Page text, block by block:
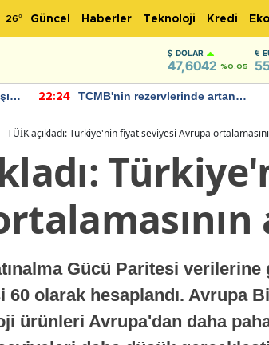
26° Güncel Haberler Teknoloji Kredi
DOLAR
47,6042 %0.05
22:24
TCMB'nin rezervlerinde artan
TÜİK açıkladı: Türkiye'nin fiyat seviyesi Avrupa
Gücü Paritesi
olarak hesaplandı. Avrupa
ürünleri Avrupa'dan daha